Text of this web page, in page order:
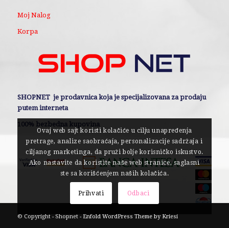
Moj Nalog
Korpa
SHOPNET je prodavnica koja je specijalizovana za prodaju
putem interneta
100% bezbedna kupovina
© Copyright - Shopnet -Enfold WordPress Theme by Kriesi
Ovaj web sajt koristi kolačiće u cilju unapređenja
pretrage, analize saobraćaja, personalizacije sadržaja i
ciljanog marketinga, da pruži bolje korisničko iskustvo.
Ako nastavite da koristite naše web stranice, saglasni
ste sa korišćenjem naših kolačića.
Prihvati Odbaci